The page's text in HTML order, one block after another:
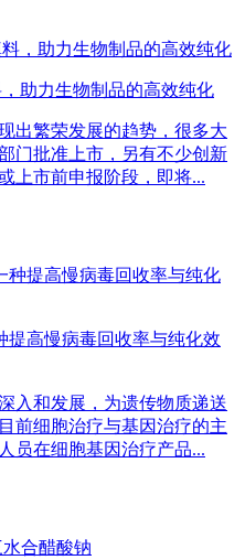
助力生物制品的高效纯化
出繁荣发展的趋势，很多大
门批准上市，另有不少创新
上市前申报阶段，即将...
提高慢病毒回收率与纯化效
入和发展，为遗传物质递送
前细胞治疗与基因治疗的主
员在细胞基因治疗产品...